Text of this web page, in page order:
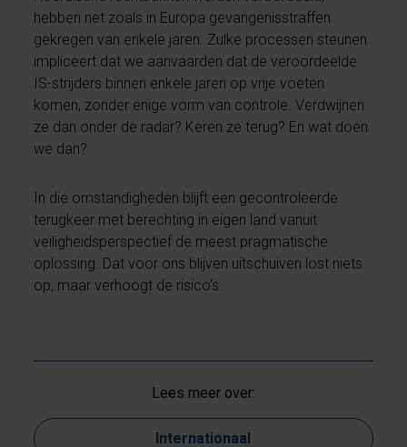
hebben net zoals in Europa gevangenisstraffen
gekregen van enkele jaren. Zulke processen steunen
impliceert dat we aanvaarden dat de veroordeelde
IS-strijders binnen enkele jaren op vrije voeten
komen, zonder enige vorm van controle. Verdwijnen
ze dan onder de radar? Keren ze terug? En wat doen
we dan?
In die omstandigheden blijft een gecontroleerde
terugkeer met berechting in eigen land vanuit
veiligheidsperspectief de meest pragmatische
oplossing. Dat voor ons blijven uitschuiven lost niets
op, maar verhoogt de risico’s.
Lees meer over:
Internationaal